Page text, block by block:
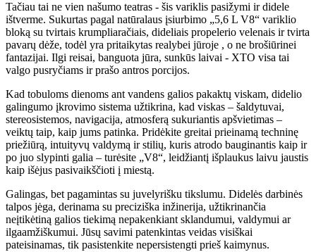
Tačiau tai ne vien našumo teatras - šis variklis pasižymi ir didele
ištverme. Sukurtas pagal natūralaus įsiurbimo „5,6 L V8“ variklio
bloką su tvirtais krumpliaračiais, dideliais propelerio velenais ir tvirta
pavarų dėže, todėl yra pritaikytas realybei jūroje , o ne brošiūrinei
fantazijai. Ilgi reisai, banguota jūra, sunkūs laivai - XTO visa tai
valgo pusryčiams ir prašo antros porcijos.
Kad tobuloms dienoms ant vandens galios pakaktų viskam, didelio
galingumo įkrovimo sistema užtikrina, kad viskas – šaldytuvai,
stereosistemos, navigacija, atmosferą sukuriantis apšvietimas –
veiktų taip, kaip jums patinka. Pridėkite greitai prieinamą techninę
priežiūrą, intuityvų valdymą ir stilių, kuris atrodo bauginantis kaip ir
po juo slypinti galia – turėsite „V8“, leidžiantį išplaukus laivu jaustis
kaip išėjus pasivaikščioti į miestą.
Galingas, bet pagamintas su juvelyrišku tikslumu. Didelės darbinės
talpos jėga, derinama su preciziška inžinerija, užtikrinančia
neįtikėtiną galios tiekimą nepakenkiant sklandumui, valdymui ar
ilgaamžiškumui. Jūsų savimi patenkintas veidas visiškai
pateisinamas, tik pasistenkite nepersistengti prieš kaimynus.